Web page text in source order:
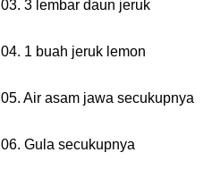
03. 3 lembar daun jeruk
04. 1 buah jeruk lemon
05. Air asam jawa secukupnya
06. Gula secukupnya